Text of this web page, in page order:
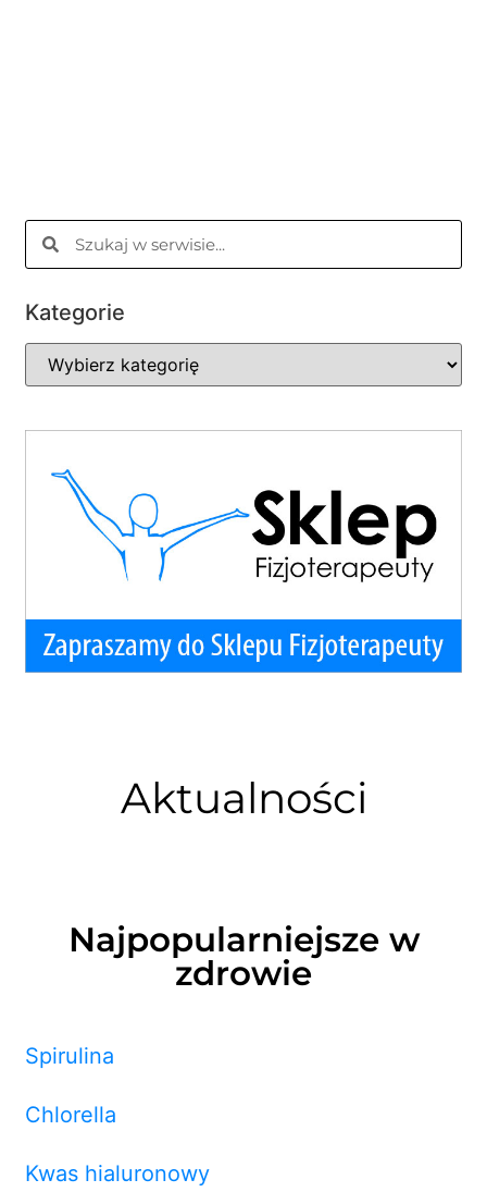
Kategorie
Aktualności
Najpopularniejsze w
zdrowie
Spirulina
Chlorella
Kwas hialuronowy